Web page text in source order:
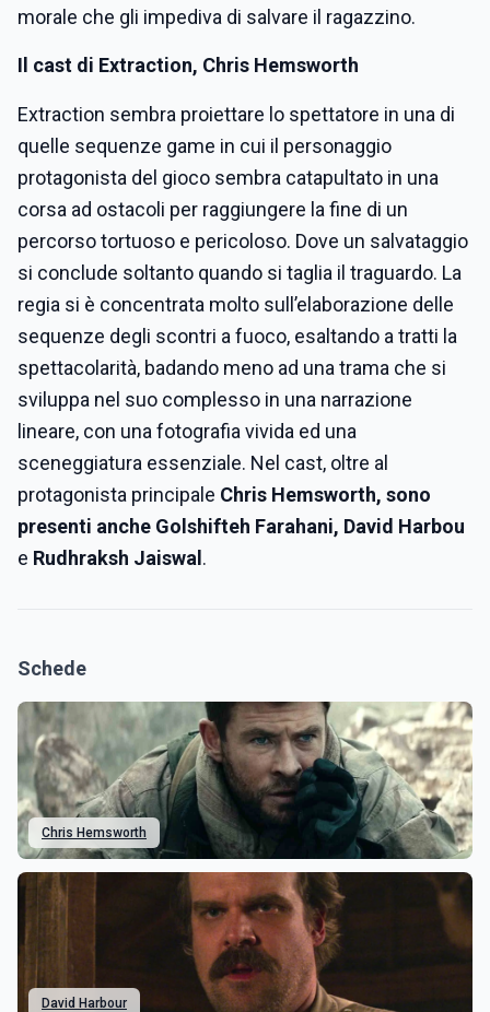
morale che gli impediva di salvare il ragazzino.
Il cast di Extraction, Chris Hemsworth
Extraction sembra proiettare lo spettatore in una di
quelle sequenze game in cui il personaggio
protagonista del gioco sembra catapultato in una
corsa ad ostacoli per raggiungere la fine di un
percorso tortuoso e pericoloso. Dove un salvataggio
si conclude soltanto quando si taglia il traguardo. La
regia si è concentrata molto sull’elaborazione delle
sequenze degli scontri a fuoco, esaltando a tratti la
spettacolarità, badando meno ad una trama che si
sviluppa nel suo complesso in una narrazione
lineare, con una fotografia vivida ed una
sceneggiatura essenziale. Nel cast, oltre al
protagonista principale Chris Hemsworth, sono
presenti anche Golshifteh Farahani, David Harbou
e Rudhraksh Jaiswal .
Schede
Chris Hemsworth
David Harbour